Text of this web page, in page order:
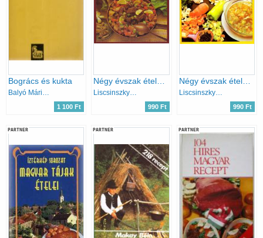
Bogrács és kukta
Balyó Mária-Pelle Józsefné
1 100 Ft
Liscsinszky Béla
990 Ft
Négy évszak ételei - Nyár az Aranysárkány vendéglőben
Liscsinszky Béla
990 Ft
PARTNER PARTNER PARTNER